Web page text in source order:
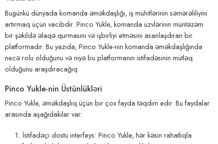
Bugünkü dünyada komanda əməkdaşlığı, iş mühitlərinin səmərəliliyini
artırmaq üçün vacibdir. Pinco Yukle, komanda üzvlərinin müntəzəm
bir şəkildə əlaqə qurmasını və işbirliyi etməsini asanlaşdıran bir
platformadır. Bu yazıda, Pinco Yukle-nin komanda əməkdaşlığında
necə rolu olduğunu və niyə bu platformanın istifadəsinin mütləq
olduğunu araşdıracağıq.
Pinco Yukle-nin Üstünlükləri
Pinco Yukle, əməkdaşlıq üçün bir çox fayda təqdim edir. Bu faydalar
arasında aşağıdakılar var:
İstifadəçi dostu interfeys: Pinco Yukle, hər kəsin rahatlıqla